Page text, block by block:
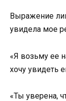
Выражение
увидела мое
«Я возьму ее
хочу увидеть
«Ты уверена,